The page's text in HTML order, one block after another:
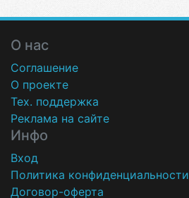
О нас
Соглашение
О проекте
Тех. поддержка
Реклама на сайте
Инфо
Вход
Политика конфиденциальности
Договор-оферта